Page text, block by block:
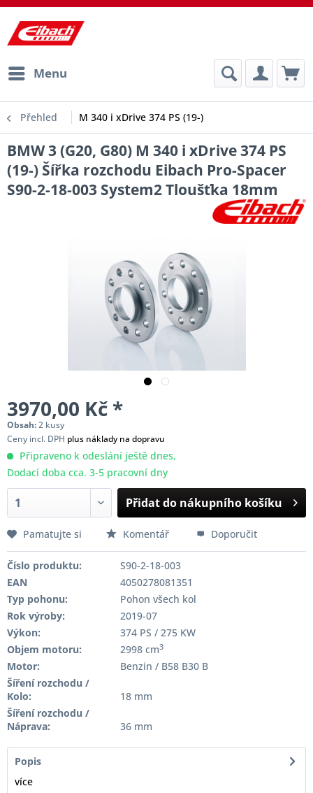
Menu
Přehled M 340 i xDrive 374 PS (19-)
BMW 3 (G20, G80) M 340 i xDrive 374 PS
(19-) Šířka rozchodu Eibach Pro-Spacer
S90-2-18-003 System2 Tloušťka 18mm
3970,00 Kč *
Obsah:2 kusy
Ceny incl. DPH plus náklady na dopravu
Připraveno k odeslání ještě dnes,
Dodací doba cca. 3-5 pracovní dny
Přidat do nákupního košíku
Pamatujte si Komentář Doporučit
Číslo produktu:
S90-2-18-003
EAN
4050278081351
Typ pohonu:
Pohon všech kol
Rok výroby:
2019-07
Výkon:
374 PS / 275 KW
Objem motoru:
2998 cm3
Motor:
Benzin / B58 B30 B
Šíření rozchodu /
Kolo:
18 mm
Šíření rozchodu /
Náprava:
36 mm
Popis
více